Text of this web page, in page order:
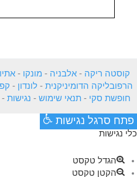
קוסטה ריקה -אלבניה - מונקו -
הרפובליקה הדומיניקנית -לונדון -
חופשת סקי -תנאי שימוש - נגישות -
פתח סרגל נגישות
כלי נגישות
הגדל טקסט
הקטן טקסט